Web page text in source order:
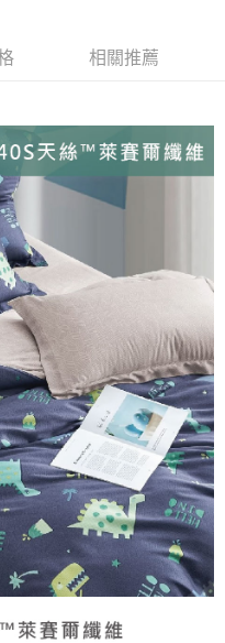
立後會自動跳轉到大哥付的交易
、繳款截止日，確認付款後即完
遇審核未通過，訂單將自動取
達大哥付你分期系統評分，恕無
期」於每月結算日後寄送繳費提
條碼／台灣大直營門市／銀行轉
費。
以下簡稱本公司）所提供，讓
務，並由商店將買賣／分期付款
司帳單繳交帳款。
約關係目的，商店將以您的個人
大哥大進項蒐集、處理及利用，
確認、核對及更正。
oppay.tw/userRule
儲值。
結帳。
，將跳轉至「AFTEE先享後付」
可完成結帳。
訊。
訊中的連結，可透過四大超商／
視為交易完成。
，但若您需要取消訂單，請聯絡
仍視為有效，需透過AFTEE先享
之結帳頁面顯示為準，若有關於
疑問，請聯繫「AFTEE先享後付
support/home
AFTEE先享後付」服務完成之交
，並將交易相關給付款項請求債
址：
或監護人之同意方可使用
費
相關推薦